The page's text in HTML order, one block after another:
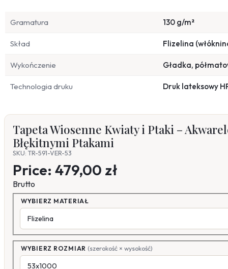
Gramatura 130 g/m²
Skład Flizelina
Wykończenie Gładka,
Technologia druku Druk lateksowy
Tapeta Wiosenne Kwiaty i Ptaki –
Błękitnymi Ptakami
SKU: TR-591-VER-53
Price: 479,00 zł
Brutto
WYBIERZ MATERIAŁ
WYBIERZ ROZMIAR (szerokość × wysokość)